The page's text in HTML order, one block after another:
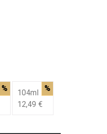
% 104ml %
12,49 €